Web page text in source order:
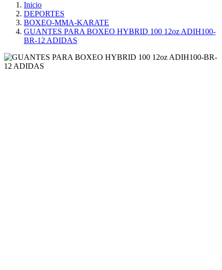
Inicio
DEPORTES
BOXEO-MMA-KARATE
GUANTES PARA BOXEO HYBRID 100 12oz ADIH100-
BR-12 ADIDAS